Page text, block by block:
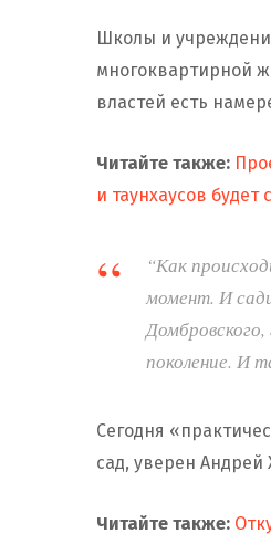
Школы и
многоквартирной
властей есть
Читайте также:
и таунхаусов будет
“Как
момент. И
поколение. И
Сегодня
сад, уверен Андрей
Читайте также: